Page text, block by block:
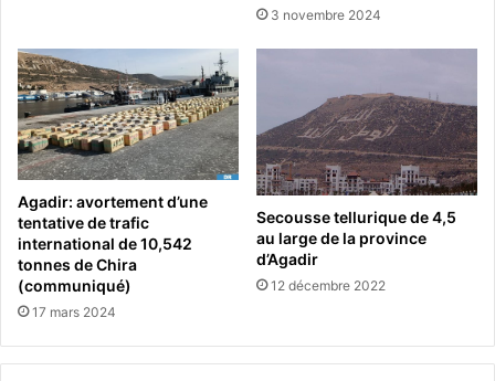
3 novembre 2024
Agadir: avortement d’une
tentative de trafic
international de 10,542
tonnes de Chira
(communiqué)
17 mars 2024
Secousse tellurique de 4,5
au large de la province
d’Agadir
12 décembre 2022